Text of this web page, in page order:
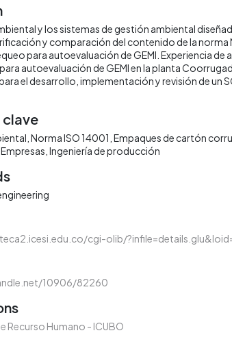
y los sistemas de gestión ambiental
y comparación del contenido de la norma
para autoevaluación de GEMI. Experiencia de
autoevaluación de GEMI en la planta
el desarrollo, implementación y revisión de un
clave
Norma ISO 14001 Empaques de cartón
Empresas Ingeniería de producción
cgi-olib/
10906/82260
Recurso Humano - ICUBO